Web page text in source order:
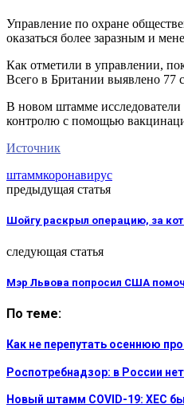
Управление по охране
оказаться более заразным и
Как отметили в управлении,
Всего в Британии выявлено 77
В новом штамме исследователи
контролю с помощью
Источник
штаммкоронавирус
предыдущая статья
Шойгу раскрыл операцию, за
следующая статья
Мэр Львова попросил США
По теме:
Как не перепутать осеннюю
Роспотребнадзор: в России
Новый штамм COVID-19: XEC